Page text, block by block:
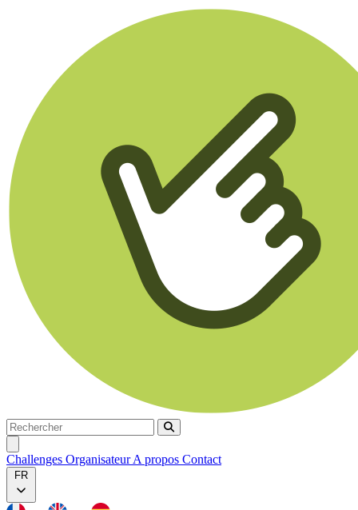
Rechercher
Rechercher
Challenges OrganisateurA propos Contact
FR